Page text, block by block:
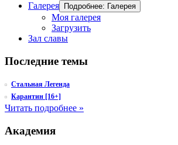
Галерея
Подробнее: Галерея
Моя галерея
Загрузить
Зал славы
Последние темы
Стальная Легенда
Карантин [16+]
Читать подробнее »
Академия